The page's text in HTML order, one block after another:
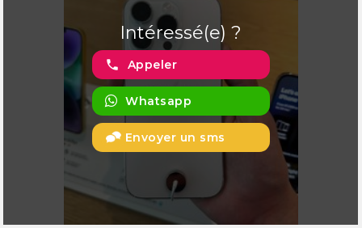
Intéressé(e) ?
phone Appeler
Whatsapp
Envoyer un sms